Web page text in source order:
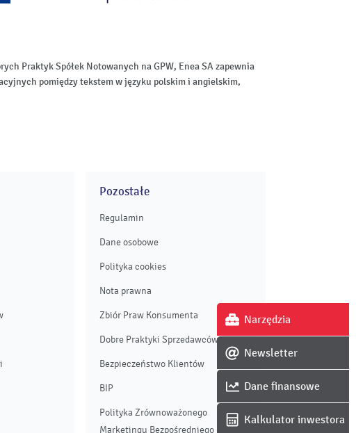
Narzędzia
Newsletter
Dane finansowe
Kalkulator inwestora
Praktyk Spółek Notowanych na GPW, Enea SA zapewnia
pomiędzy tekstem w języku polskim i angielskim,
Pozostałe
Regulamin
Dane osobowe
Polityka cookies
Nota prawna
Zbiór Praw Konsumenta
Dobre Praktyki Sprzedawców
Bezpieczeństwo Klientów
BIP
Polityka Zrównoważonego
Marketingu Bezpośredniego Enei